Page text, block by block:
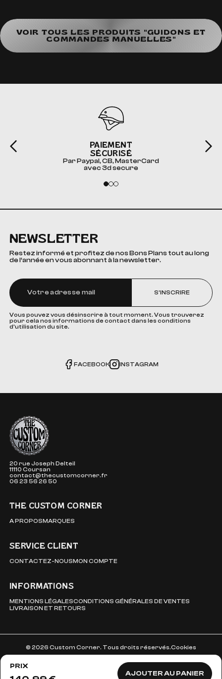
VOIR TOUS LES PRODUITS "GUIDONS ET
COMMANDES MANUELLES"
PRIX
AJOUTER AU PANIER
PAIEMENT
SÉCURISÉ
Par Paypal, CB, MasterCard
avec 3d secure
NEWSLETTER
Restez informé et profitez de nos Bons Plans tout au long
de l’année en vous abonnant à la newsletter.
S'INSCRIRE
Vous pouvez vous désinscrire à tout moment. Vous trouverez
pour cela nos informations de contact dans les conditions
d'utilisation du site.
FACEBOOK INSTAGRAM
The Custom Corner
20 rue Joseph Delteil
11110 Coursan
contact@thecustomcorner.fr
06 23 56 26 50
THE CUSTOM CORNER
A PROPOSMARQUES
SERVICE CLIENT
CONTACTEZ-NOUSMON COMPTE
INFORMATIONS
MENTIONS LÉGALESCONDITIONS GÉNÉRALES DE VENTES
LIVRAISON ET RETOURS
© 2026 Custom Corner. Tous droits réservés.Cookies